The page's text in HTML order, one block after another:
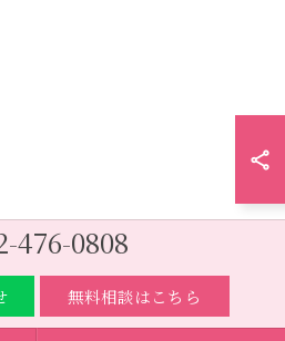
476-0808
無料相談はこちら